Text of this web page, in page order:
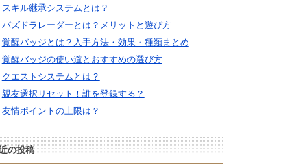
スキル継承システムとは？
パズドラレーダーとは？メリットと遊び方
覚醒バッジとは？入手方法・効果・種類まとめ
覚醒バッジの使い道とおすすめの選び方
クエストシステムとは？
親友選択リセット！誰を登録する？
友情ポイントの上限は？
の投稿